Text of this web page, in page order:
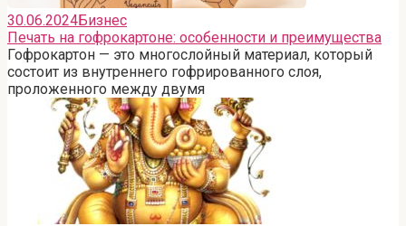
30.06.2024Бизнес
Печать на гофрокартоне: особенности и преимущества
Гофрокартон — это многослойный материал, который
состоит из внутреннего гофрированного слоя,
проложенного между двумя